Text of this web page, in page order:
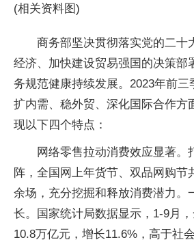
(相关资料图)
商务部坚决贯彻落实党的二十
经济、加快建设贸易强国的决策部
务规范健康持续发展。2023年前三
扩内需、稳外贸、深化国际合作方
现以下四个特点：
网络零售拉动消费效应显著。
阵，全国网上年货节、双品网购节
余场，充分挖掘和释放消费潜力。
长。国家统计局数据显示，1-9月
10.8万亿元，增长11.6%，高于社